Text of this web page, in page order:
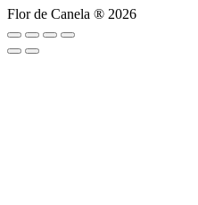
Flor de Canela ® 2026